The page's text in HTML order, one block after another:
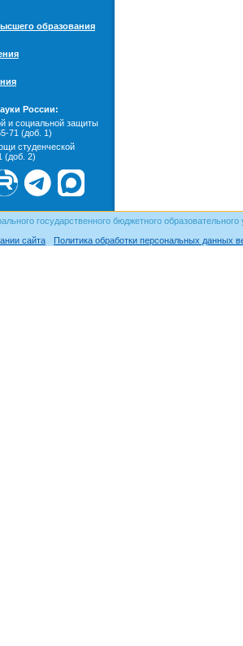
образования
России:
и социальной защиты
71 (доб. 1)
студенческой
(доб. 2)
государственного бюджетного
сайта
Политика обработки персональных данных